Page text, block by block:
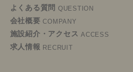
よくある質問 QUESTION
会社概要 COMPANY
施設紹介・アクセス ACCESS
求人情報 RECRUIT